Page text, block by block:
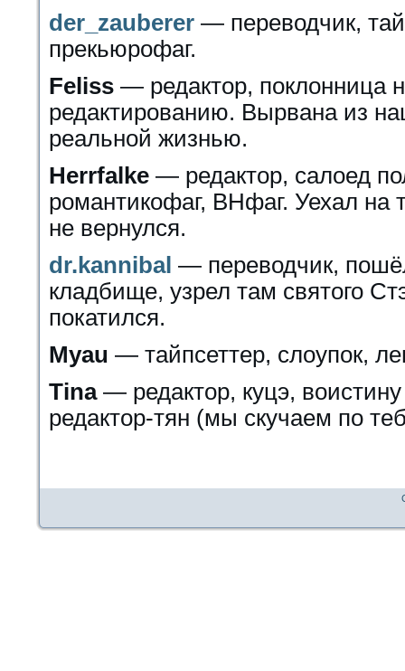
der_zauberer — переводчик,
прекьюрофаг.
Feliss — редактор, поклонница
редактированию. Вырвана из
реальной жизнью.
Herrfalke — редактор, салоед
романтикофаг, ВНфаг. Уехал на
не вернулся.
dr.kannibal — переводчик,
кладбище, узрел там святого
покатился.
Myau — тайпсеттер, слоупок,
Tina — редактор, куцэ,
редактор-тян (мы скучаем по